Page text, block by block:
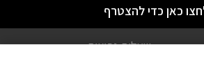
כאן כדי להצטרף
שאלות נפוצות